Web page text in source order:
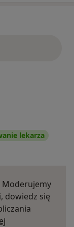
lekarza
Moderujemy
dowiedz się